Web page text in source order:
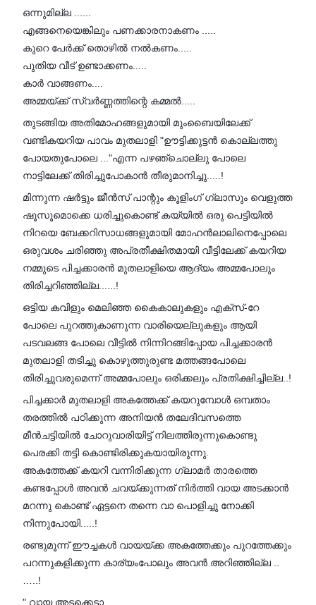
ഒന്നുമില്ല ......
എങ്ങനെയെങ്കിലും പണക്കാരനാകണം .....
കുറെ പേർക്ക് തൊഴിൽ നൽകണം.....
പുതിയ വീട് ഉണ്ടാക്കണം.....
കാർ വാങ്ങണം....
അമ്മയ്ക്ക് സ്വർണ്ണത്തിന്റെ കമ്മൽ.....
തുടങ്ങിയ അതിമോഹങ്ങളുമായി മുംബൈയിലേക്ക്
വണ്ടികയറിയ പാവം മുതലാളി "ഊട്ടിക്കുട്ടൻ കൊല്ലത്തു
പോയതുപോലെ ..."എന്ന പഴഞ്ചൊല്ലു പോലെ
നാട്ടിലേക്ക് തിരിച്ചുപോകാൻ തീരുമാനിച്ചു.....!
മിന്നുന്ന ഷർട്ടും ജീൻസ് പാന്റും കൂളിംഗ് ഗ്ലാസും വെളുത്ത
ഷൂസൂമൊക്കെ ധരിച്ചുകൊണ്ട് കയ്യിൽ ഒരു പെട്ടിയിൽ
നിറയെ ബേക്കറിസാധങ്ങളുമായി മോഹൻലാലിനെപ്പോലെ
ഒരുവശം ചരിഞ്ഞു അപ്രതീക്ഷിതമായി വീട്ടിലേക്ക് കയറിയ
നമ്മുടെ പിച്ചക്കാരൻ മുതലാളിയെ ആദ്യം അമ്മപോലും
തിരിച്ചറിഞ്ഞില്ല......!
ഒട്ടിയ കവിളും മെലിഞ്ഞ കൈകാലുകളും എക്സ്-റേ
പോലെ പുറത്തുകാണുന്ന വാരിയെല്ലുകളും ആയി
പടവലങ്ങ പോലെ വീട്ടിൽ നിന്നിറങ്ങിപ്പോയ പിച്ചക്കാരൻ
മുതലാളി തടിച്ചു കൊഴുത്തുരുണ്ട മത്തങ്ങപോലെ
തിരിച്ചുവരുമെന്ന് അമ്മപോലും ഒരിക്കലും പ്രതിക്ഷിച്ചില്ല..!
പിച്ചക്കാർ മുതലാളി അകത്തേക്ക് കയറുമ്പോൾ ഒമ്പതാം
തരത്തിൽ പഠിക്കുന്ന അനിയൻ തലേദിവസത്തെ
മീൻചട്ടിയിൽ ചോറുവാരിയിട്ട് നിലത്തിരുന്നുകൊണ്ടു
പെരക്കി തട്ടി കൊണ്ടിരിക്കുകയായിരുന്നു.
അകത്തേക്ക് കയറി വന്നിരിക്കുന്ന ഗ്ലാമർ താരത്തെ
കണ്ടപ്പോൾ അവൻ ചവയ്ക്കുന്നത് നിർത്തി വായ അടക്കാൻ
മറന്നു കൊണ്ട് ഏട്ടനെ തന്നെ വാ പൊളിച്ചു നോക്കി
നിന്നുപോയി.....!
രണ്ടുമൂന്ന് ഈച്ചകൾ വായയ്ക്ക അകത്തേക്കും പുറത്തേക്കും
പറന്നുകളിക്കുന്ന കാര്യംപോലും അവൻ അറിഞ്ഞില്ല ..
…..!
" വായ അടക്കെടാ.......